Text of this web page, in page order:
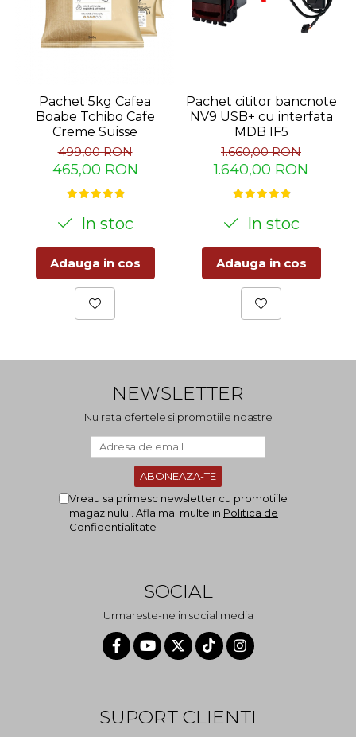
Pachet 5kg Cafea
Boabe Tchibo Cafe
Creme Suisse
499,00 RON
465,00 RON
In stoc
Adauga in cos
Pachet cititor bancnote
NV9 USB+ cu interfata
MDB IF5
1.660,00 RON
1.640,00 RON
In stoc
Adauga in cos
NEWSLETTER
Nu rata ofertele si promotiile noastre
Vreau sa primesc newsletter cu promotiile
magazinului. Afla mai multe in Politica de
Confidentialitate
SOCIAL
Urmareste-ne in social media
SUPORT CLIENTI